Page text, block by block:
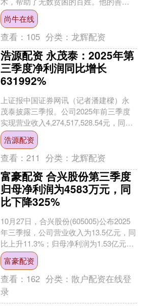
和无私奉献，赢得了人们的尊敬和爱
戴，但他有一个深藏心底的秘....
尚牛在线
查看： 105 分类： 龙辉配资
浩源配资 永茂泰：2025年第
三季度净利润同比增长
631992%
上证报中国证券网讯（记者潘建樑）永
茂泰披露三季报。公司2025年前三季度
实现营业收入4,274,517,528.54元，同比
增长54.66%；归属于上市公司股东....
浩源配资
查看：211 分类： 龙辉配资
富豪配资 合兴股份第三季度
归母净利润为4583万元，同
比下降325%
10月27日，合兴股份(605005)公布2025
年三季报，公司营业收入为13.5亿元，同
比上升11.3%；归母净利润为1.53亿元，
同比下降22.3%；扣非归....
富豪配资
查看： 162 分类：散户配资在线登
录